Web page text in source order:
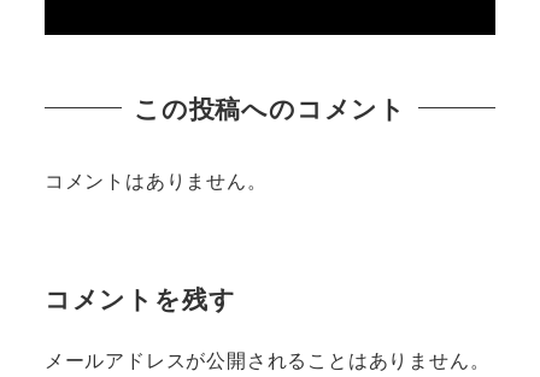
この投稿へのコメント
コメントはありません。
コメントを残す
メールアドレスが公開されることはありません。